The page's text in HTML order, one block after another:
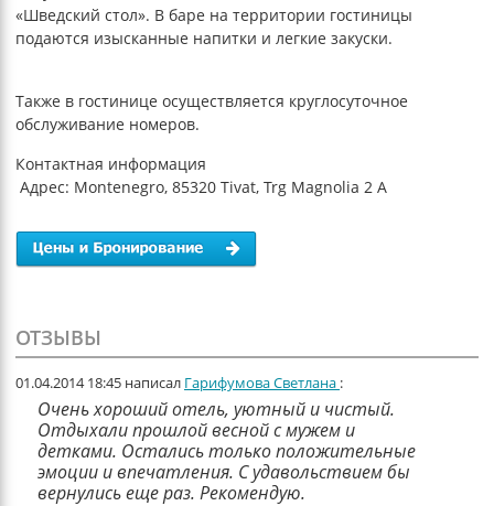
«Шведский стол». В баре на территории гостиницы
подаются изысканные напитки и легкие закуски.
Также в гостинице осуществляется круглосуточное
обслуживание номеров.
Контактная информация
Адрес: Montenegro, 85320 Tivat, Trg Magnolia 2 A
ОТЗЫВЫ
01.04.2014 18:45 написал Гарифумова Светлана :
Очень хороший отель, уютный и чистый.
Отдыхали прошлой весной с мужем и
детками. Остались только положительные
эмоции и впечатления. С удавольствием бы
вернулись еще раз. Рекомендую.